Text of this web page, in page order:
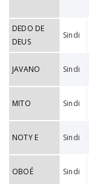
DEDO DE
DEUS
Sindi
JAVANO Sindi
MITO Sindi
NOTY E Sindi
OBOÉ Sindi